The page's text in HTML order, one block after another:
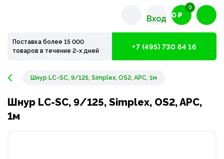
Вход 0 ₽
0
Поставка более 15 000
товаров в течение 2-х дней
+7 (495) 730 64 16
Шнур LC-SC, 9/125, Simplex, OS2, APC, 1м
Шнур LC-SC, 9/125, Simplex, OS2, APC,
1м